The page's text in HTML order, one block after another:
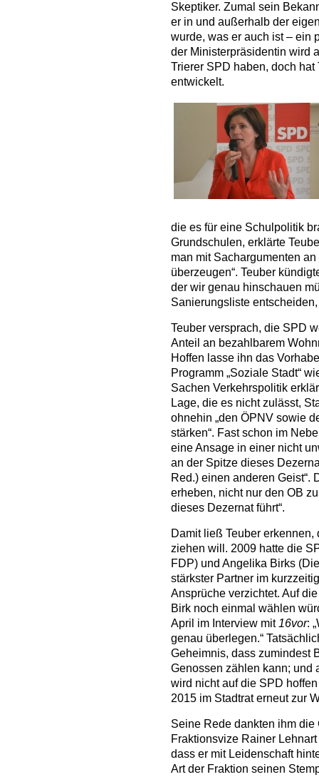
Skeptiker. Zumal sein
er in und außerhalb der
wurde, was er auch ist – ein
der Ministerpräsidentin wird
Trierer SPD haben, doch
entwickelt.
die es für eine Schulpolitik
Grundschulen, erklärte
man mit Sachargumenten
überzeugen“. Teuber
der wir genau hinschauen
Sanierungsliste
Teuber versprach, die SPD
Anteil an bezahlbarem
Hoffen lasse ihn das
Programm „Soziale Stadt“
Sachen Verkehrspolitik
Lage, die es nicht zulässt,
ohnehin „den ÖPNV sowie
stärken“. Fast schon im
eine Ansage in einer nicht
an der Spitze dieses
Red.) einen anderen Geist“.
erheben, nicht nur den OB
dieses Dezernat führt“.
Damit ließ Teuber
ziehen will. 2009 hatte die
FDP) und Angelika Birks
stärkster Partner im
Ansprüche verzichtet. Auf
Birk noch einmal wählen
April im Interview mit 16vor:
genau überlegen.“
Geheimnis, dass zumindest
Genossen zählen kann; und
wird nicht auf die SPD
2015 im Stadtrat erneut zur
Seine Rede dankten ihm
Fraktionsvize Rainer
dass er mit Leidenschaft
Art der Fraktion seinen